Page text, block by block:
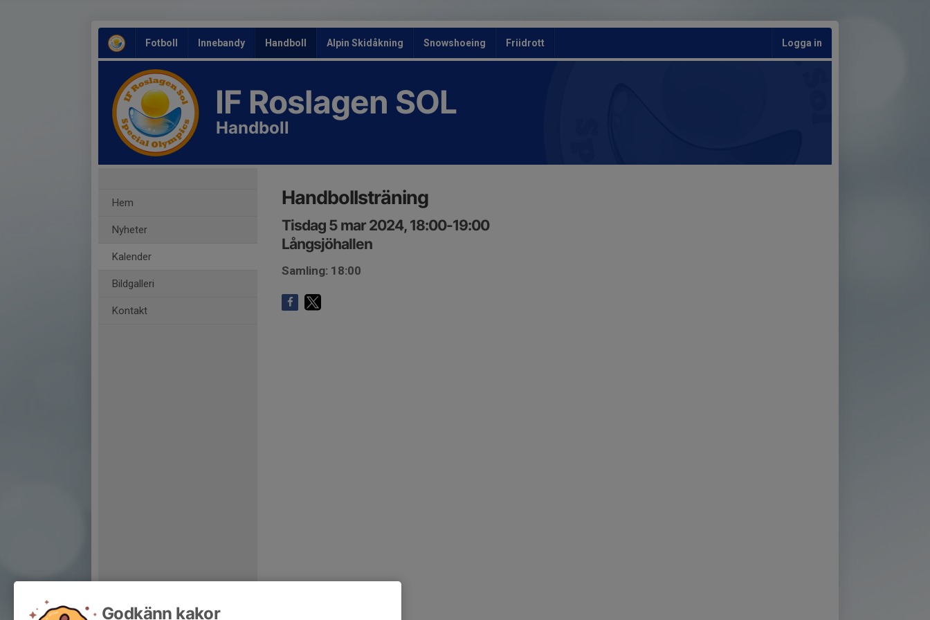
Fotboll Innebandy Handboll Alpin Skidåkning Snowshoeing Friidrott Logga in
IF Roslagen SOL
Handboll
Hem
Nyheter
Kalender
Bildgalleri
Kontakt
Handbollsträning
Tisdag 5 mar 2024, 18:00-19:00
Långsjöhallen
Samling: 18:00
Godkänn kakor